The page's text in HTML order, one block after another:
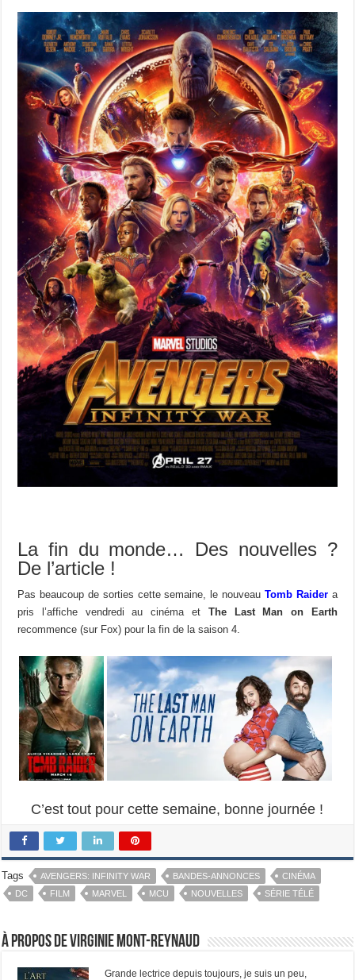
La fin du monde… Des nouvelles ?
De l’article !
Pas beaucoup de sorties cette semaine, le nouveauTomb Raidera
pris l’affiche vendredi au cinéma et The Last Man on Earth
recommence (sur Fox) pour la fin de la saison 4.
C’est tout pour cette semaine, bonne journée !
Tags AVENGERS: INFINITY WAR BANDES-ANNONCES
CINÉMA
DC
FILM MARVEL MCU NOUVELLES SÉRIE TÉLÉ
À propos de Virginie Mont-Reynaud
Grande lectrice depuis toujours, je suis un peu,